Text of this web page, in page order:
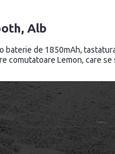
Alb
baterie de 1850mAh,
comutatoare Lemon, care